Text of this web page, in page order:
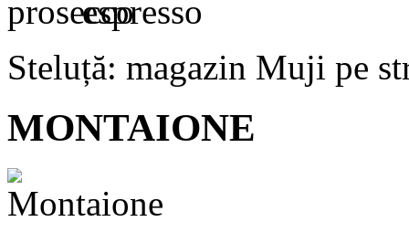
Steluță: magazin Muji pe
MONTAIONE